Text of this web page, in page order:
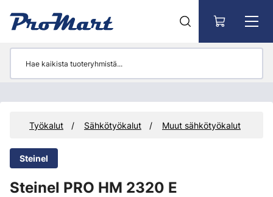
Työkalut Sähkötyökalut Muut sähkötyökalut
Steinel
Steinel PRO HM 2320 E